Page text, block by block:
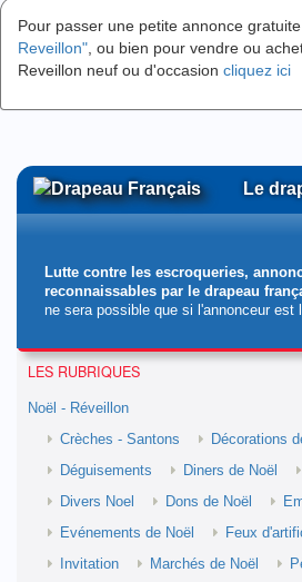
Pour passer une petite annonce gratuite
Reveillon" , ou bien pour vendre ou
Reveillon neuf ou d'occasion cliquez ici
Le
Lutte contre les escroqueries,
reconnaissables par le drapeau
ne sera possible que si l'annonceur est
LES RUBRIQUES
Noël - Réveillon
Crèches - Santons
Décorations
Déguisements
Diners de Noël
Divers Noel
Dons de Noël
Evénements de Noël
Feux
Invitation
Marchés de Noël